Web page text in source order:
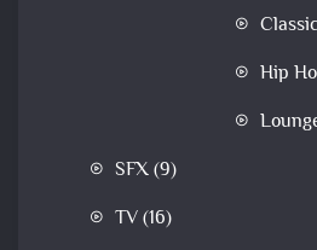
Hip
SFX(9)
TV(16)